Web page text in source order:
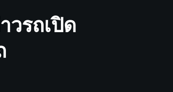
รถเปิด